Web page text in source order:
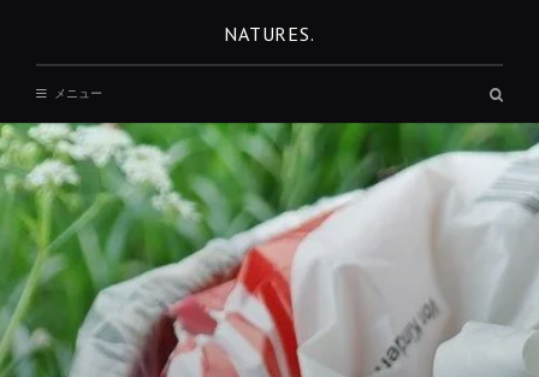
ツ
へ
移
NATURES.
メニュー
ボ
ッ
ク